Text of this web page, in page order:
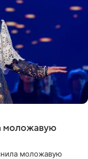
моложавую
моложавую